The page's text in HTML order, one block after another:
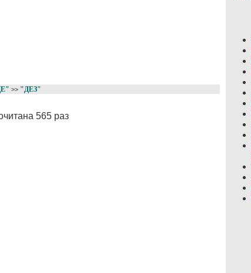
>> "ДЕЗ"
565 раз